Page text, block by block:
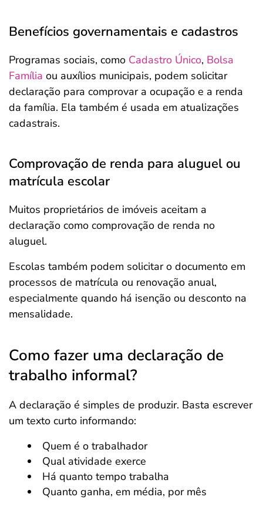
Benefícios governamentais e cadastros
Programas sociais, como Cadastro Único, Bolsa
Família ou auxílios municipais, podem solicitar
declaração para comprovar a ocupação e a renda
da família. Ela também é usada em atualizações
cadastrais.
Comprovação de renda para aluguel ou
matrícula escolar
Muitos proprietários de imóveis aceitam a
declaração como comprovação de renda no
aluguel.
Escolas também podem solicitar o documento em
processos de matrícula ou renovação anual,
especialmente quando há isenção ou desconto na
mensalidade.
Como fazer uma declaração de
trabalho informal?
A declaração é simples de produzir. Basta escrever
um texto curto informando:
Quem é o trabalhador
Qual atividade exerce
Há quanto tempo trabalha
Quanto ganha, em média, por mês